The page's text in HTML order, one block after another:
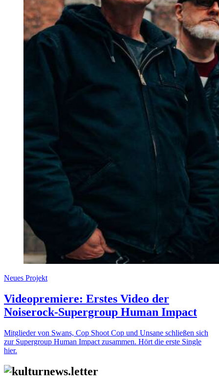
Neues Projekt
Videopremiere: Erstes Video der
Noiserock-Supergroup Human Impact
Mitglieder von Swans, Cop Shoot Cop und Unsane schließen sich
zur Supergroup Human Impact zusammen. Hört die erste Single
hier.